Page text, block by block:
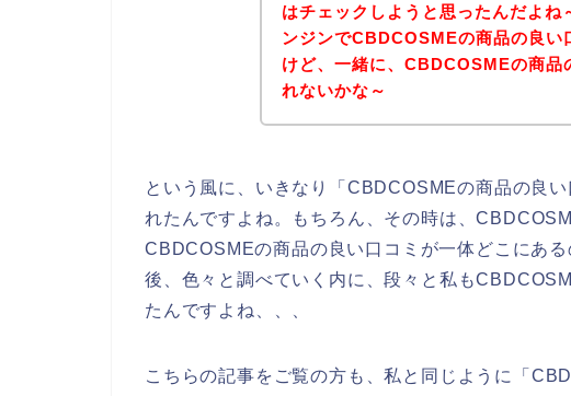
はチェックしようと思ったんだよね
ンジンでCBDCOSMEの商品の良い
けど、一緒に、CBDCOSMEの商品
れないかな～
という風に、いきなり「CBDCOSMEの商品の良
れたんですよね。もちろん、その時は、
CBDCOSMEの商品の良い口コミが一体どこにあ
後、色々と調べていく内に、段々と私も
たんですよね、、、
こちらの記事をご覧の方も、私と同じように「